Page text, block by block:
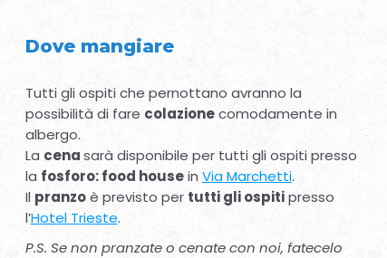
Dove mangiare
Tutti gli ospiti che pernottano avranno la
possibilità di fare colazionecomodamente in
albergo.
La cenasarà disponibile per tutti gli ospiti presso
la fosforo: food housein Via Marchetti.
Il pranzoè previsto per tutti gli ospitipresso
l’Hotel Trieste.
P.S. Se non pranzate o cenate con noi, fatecelo